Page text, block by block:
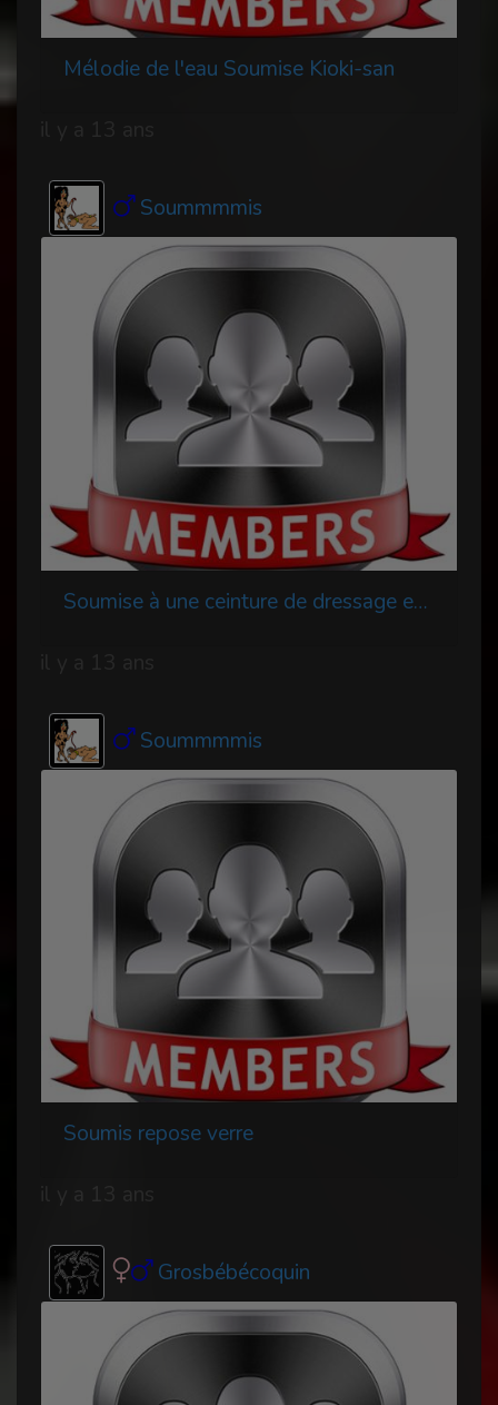
Mélodie de l'eau Soumise Kioki-san
Soummmmis
Soumise à une ceinture de dressage et de chasteté
Soummmmis
Soumis repose verre
Grosbébécoquin